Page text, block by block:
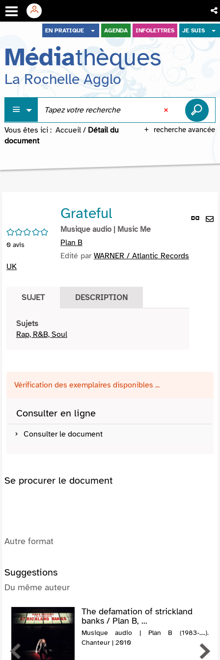
menu
contenu
recherche
EN PRATIQUE AGENDA INFOLETTRES JE SUIS
Médiathèques
La Rochelle Agglo
recherche avancée
Vous êtes ici : Accueil / Détail du
document
Lien
/5
0 avis
Grateful
Musique audio | Music Me
Plan B
Edité par WARNER / Atlantic Records
UK
SUJET DESCRIPTION
Sujets
Rap, R&B, Soul
Vérification des exemplaires disponibles ...
Consulter en ligne
Consulter le document
Se procurer le document
Autre format
Suggestions
Du même auteur
The defamation of strickland
banks / Plan B, ...
Musique audio | Plan B (1983-....).
Chanteur | 2010